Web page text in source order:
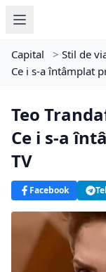
Capital > Stil de
Ce i s-a întâmplat
Teo
Ce i s-a
TV
Facebook